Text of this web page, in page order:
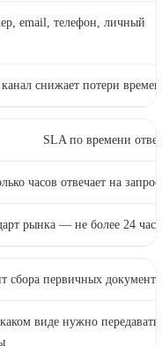
email, телефон, личный
снижает потери
SLA по времени
часов отвечает на
рынка — не более 24
сбора первичных
виде нужно передавать